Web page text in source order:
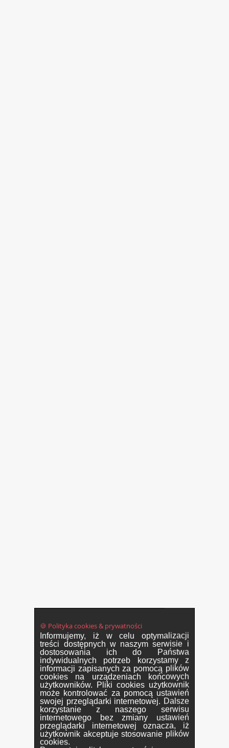
🍪 Polityka cookies & prywatności
Informujemy, iż w celu optymalizacji
treści dostępnych w naszym serwisie i
dostosowania ich do Państwa
indywidualnych potrzeb korzystamy z
informacji zapisanych za pomocą plików
cookies na urządzeniach końcowych
użytkowników. Pliki cookies użytkownik
może kontrolować za pomocą ustawień
swojej przeglądarki internetowej. Dalsze
korzystanie z naszego serwisu
internetowego bez zmiany ustawień
przeglądarki internetowej oznacza, iż
użytkownik akceptuje stosowanie plików
cookies.